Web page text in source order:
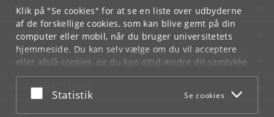
Klik på "Se cookies" for at se en liste over udbyderne
af de forskellige cookies, som kan blive gemt på din
computer eller mobil, når du bruger universitetets
hjemmeside. Du kan selv vælge om du vil acceptere
eller afslå cookies, og du kan altid ændre dit samtykke
underCookie- og privatlivspolitiksom du finder i
bunden af hver side.
Acceptér eller afslå
Statistik Se cookies
SERVICES
FOR STUDERENDE OG ANSATTE
JOB OG KARRIERE
NØDSITUATIONER
WEB